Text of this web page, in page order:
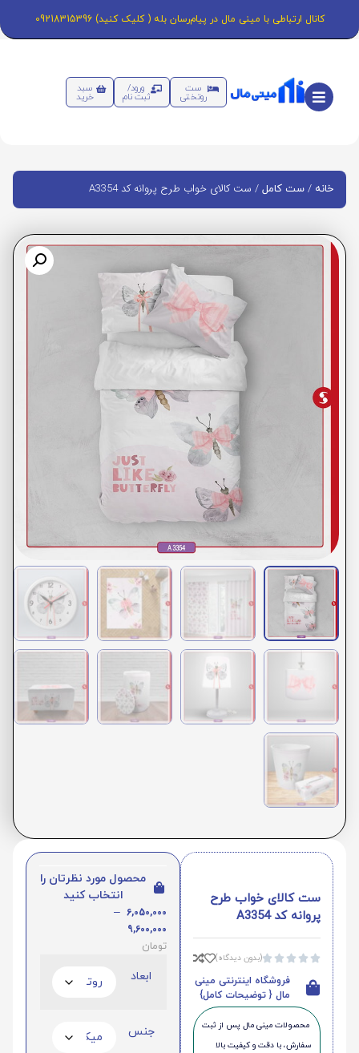
کانال ارتباطی با مینی مال در پیام‌رسان بله ( کلیک کنید) 09218315396
ست
روتختی
ورود/
ثبت نام
سبد
خرید
خانه / ست کامل / ست کالای خواب طرح پروانه کد A3354
ست کالای خواب طرح
پروانه کد A3354




(بدون دیدگاه)
فروشگاه اینترنتی مینی
مال { توضیحات کامل}
محصولات مینی‌ مال پس از ثبت
سفارش، با دقت و کیفیت بالا
محصول مورد نظرتان را
انتخاب کنید
6,050,000
–
9,600,000
تومان
ابعاد
جنس